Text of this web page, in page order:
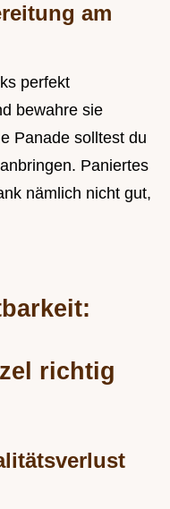
am
perfekt
bewahre sie
Panade solltest du
Paniertes
nämlich nicht gut,
richtig